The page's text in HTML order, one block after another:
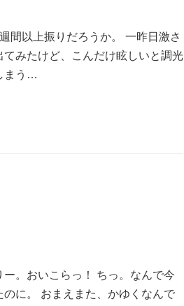
間以上振りだろうか。 一昨日激さ
みたけど、こんだけ眩しいと調光
まう…
。おいこらっ！ ちっ。なんで今
に。 おまえまた、かゆくなんで